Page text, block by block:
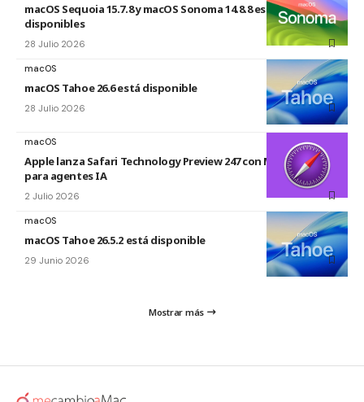
macOS Sequoia 15.7.8 y macOS Sonoma 14.8.8 están
disponibles
28 Julio 2026
macOS
macOS Tahoe 26.6 está disponible
28 Julio 2026
macOS
Apple lanza Safari Technology Preview 247 con MCP Server
para agentes IA
2 Julio 2026
macOS
macOS Tahoe 26.5.2 está disponible
29 Junio 2026
Mostrar más